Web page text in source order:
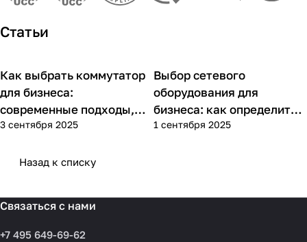
Статьи
Советы покупателям
Как выбрать коммутатор
для бизнеса:
современные подходы,
практика применения и
3 сентября 2025
Советы покупателям
Выбор сетевого
оборудования для
бизнеса: как определить
потребности компании и
1 сентября 2025
Назад к списку
Связаться с нами
+7 495 649-69-62